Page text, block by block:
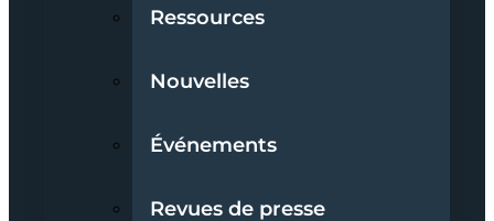
Ressources
Nouvelles
Événements
Revues de presse